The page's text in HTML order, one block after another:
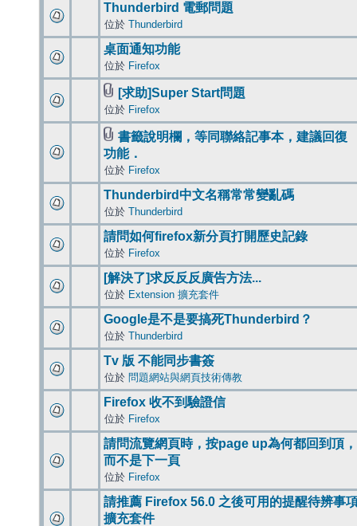
Thunderbird 電郵問題
位於 Thunderbird
桌面通知功能
位於 Firefox
[求助]Super Start問題
位於 Firefox
書籤說明欄，等同聯絡記事本，建議回復
功能．
位於 Firefox
Thunderbird中文名稱常常變亂碼
位於 Thunderbird
請問如何firefox新分頁打開歷史記錄
位於 Firefox
[解決了]求反反反廣告方法...
位於 Extension 擴充套件
Google是不是要搞死Thunderbird？
位於 Thunderbird
Tv 版 不能同步書簽
位於 問題網站與網頁技術傳教
Firefox 收不到驗證信
位於 Firefox
請問流覽網頁時，按page up為何都回到頂，
而不是下一頁
位於 Firefox
請推薦 Firefox 56.0 之後可用的提醒待辨事
擴充套件